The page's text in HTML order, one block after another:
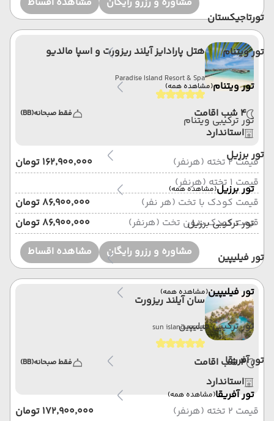
تورتاجیکستان
تور ویتنام
تور ویتنام(مشاهده همه)
تور ترکیبی ویتنام
تور برزیل
تور برزیل(مشاهده همه)
تور ترکیبی برزیل
تور فیلیپین
تور فیلیپین(مشاهده همه)
تور ترکیبی فیلیپین
تور آفریقا
تور آفریقا(مشاهده همه)
هتل پارادایز آیلند ریزورت و اسپا مالدیو
Paradise Island Resort & Spa
4 شب اقامت فقط صبحانه(BB)
استاندارد
قیمت 2 تخته (هرنفر)
۱۶۲٬۹۰۰٬۰۰۰ تومان
قیمت 1 تخته (هرنفر)
قیمت کودک با تخت (هر نفر)
۸۶٬۹۰۰٬۰۰۰ تومان
قیمت کودک بدون تخت (هرنفر)
۸۶٬۹۰۰٬۰۰۰ تومان
مشاوره و رزرو رایگان
مشاهده اقساط
سان آیلند ریزورت
sun island resort
4 شب اقامت فقط صبحانه(BB)
استاندارد
قیمت 2 تخته (هرنفر)
۱۷۲٬۹۰۰٬۰۰۰ تومان